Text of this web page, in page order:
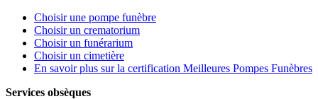
Choisir une pompe funèbre
Choisir un crematorium
Choisir un funérarium
Choisir un cimetière
En savoir plus sur la certification Meilleures Pompes Funèbres
Services obsèques